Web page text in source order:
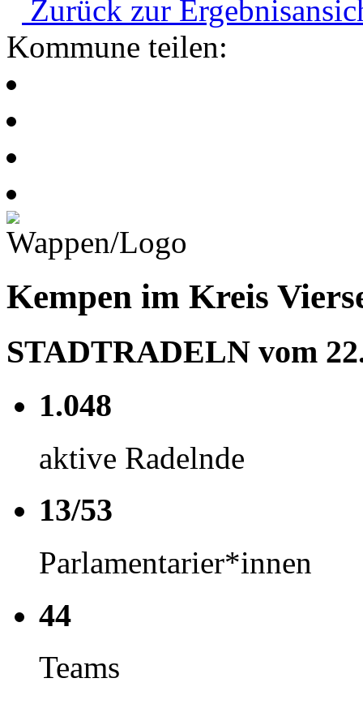
Zurück zur
Kommune teilen:
Kempen im Kreis
STADTRADELN vom
1.048
aktive Radelnde
13/53
Parlamentarier*innen
44
Teams